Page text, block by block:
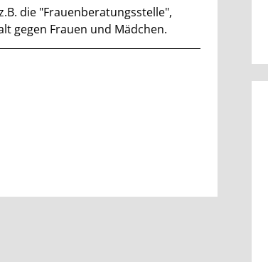
die "Frauenberatungsstelle",
gegen Frauen und Mädchen.